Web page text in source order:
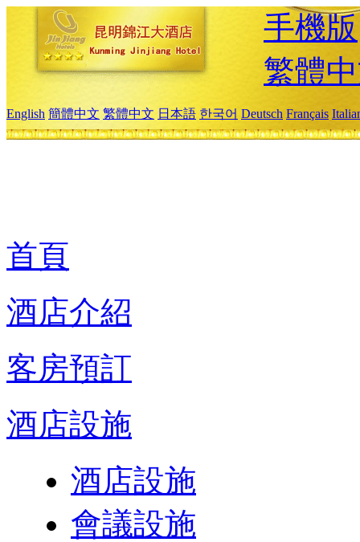
手機版
繁體
English 簡體中文 繁體中文 日本語 한국어 Deutsch Français
首頁
酒店介紹
客房預訂
酒店設施
酒店設施
會議設施